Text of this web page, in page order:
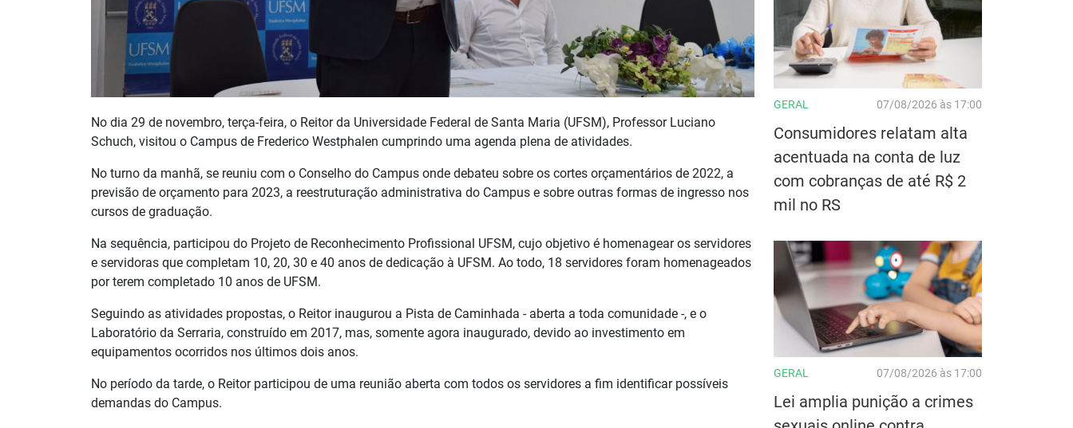
No dia 29 de novembro, terça-feira, o Reitor da Universidade Federal de Santa Maria (UFSM), Professor Luciano
Schuch, visitou o Campus de Frederico Westphalen cumprindo uma agenda plena de atividades.
No turno da manhã, se reuniu com o Conselho do Campus onde debateu sobre os cortes orçamentários de 2022, a
previsão de orçamento para 2023, a reestruturação administrativa do Campus e sobre outras formas de ingresso nos
cursos de graduação.
Na sequência, participou do Projeto de Reconhecimento Profissional UFSM, cujo objetivo é homenagear os servidores
e servidoras que completam 10, 20, 30 e 40 anos de dedicação à UFSM. Ao todo, 18 servidores foram homenageados
por terem completado 10 anos de UFSM.
Seguindo as atividades propostas, o Reitor inaugurou a Pista de Caminhada - aberta a toda comunidade -, e o
Laboratório da Serraria, construído em 2017, mas, somente agora inaugurado, devido ao investimento em
equipamentos ocorridos nos últimos dois anos.
No período da tarde, o Reitor participou de uma reunião aberta com todos os servidores a fim identificar possíveis
demandas do Campus.
GERAL 07/08/2026 às 17:00
Consumidores relatam alta
acentuada na conta de luz
com cobranças de até R$ 2
mil no RS
GERAL 07/08/2026 às 17:00
Lei amplia punição a crimes